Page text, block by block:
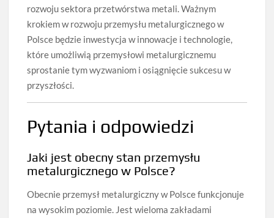
rozwoju sektora przetwórstwa metali. Ważnym
krokiem w rozwoju przemysłu metalurgicznego w
Polsce będzie inwestycja w innowacje i technologie,
które umożliwią przemysłowi metalurgicznemu
sprostanie tym wyzwaniom i osiągnięcie sukcesu w
przyszłości.
Pytania i odpowiedzi
Jaki jest obecny stan przemysłu
metalurgicznego w Polsce?
Obecnie przemysł metalurgiczny w Polsce funkcjonuje
na wysokim poziomie. Jest wieloma zakładami